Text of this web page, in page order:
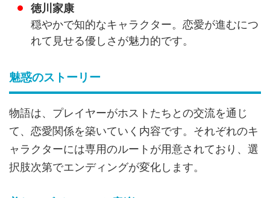
徳川家康
穏やかで知的なキャラクター。恋愛が進むにつ
れて見せる優しさが魅力的です。
魅惑のストーリー
物語は、プレイヤーがホストたちとの交流を通じ
て、恋愛関係を築いていく内容です。それぞれのキ
ャラクターには専用のルートが用意されており、選
択肢次第でエンディングが変化します。